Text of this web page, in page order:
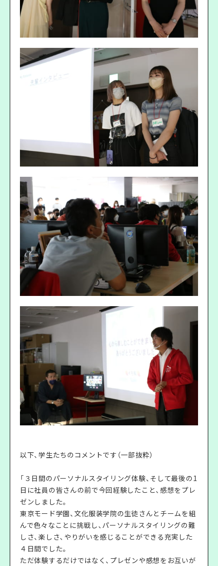
以下、学生たちのコメントです（一部抜粋）
「３日間のパーソナルスタイリング体験、そして最後の1
日に社員の皆さんの前で今回経験したこと、感想をプレ
ゼンしました。
東京モード学園、文化服装学院の生徒さんとチームを組
んで色々なことに挑戦し、パーソナルスタイリングの難
しさ、楽しさ、やりがいを感じることができる充実した
４日間でした。
ただ体験するだけではなく、プレゼンや感想をお互いが